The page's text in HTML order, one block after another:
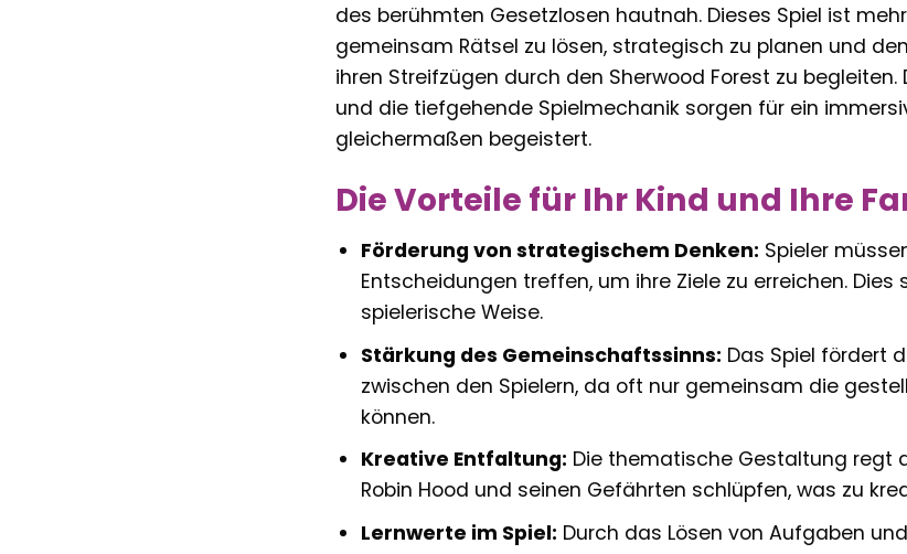
des berühmten Gesetzlosen hautnah. Dieses Spiel ist
gemeinsam Rätsel zu lösen, strategisch zu planen und
ihren Streifzügen durch den Sherwood Forest zu
und die tiefgehende Spielmechanik sorgen für ein
gleichermaßen begeistert.
Die Vorteile für Ihr Kind und Ihre
Förderung von strategischem Denken: Spieler
Entscheidungen treffen, um ihre Ziele zu erreichen.
spielerische Weise.
Stärkung des Gemeinschaftssinns: Das Spiel fördert
zwischen den Spielern, da oft nur gemeinsam die
können.
Kreative Entfaltung: Die thematische Gestaltung regt
Robin Hood und seinen Gefährten schlüpfen, was zu
Lernwerte im Spiel: Durch das Lösen von Aufgaben